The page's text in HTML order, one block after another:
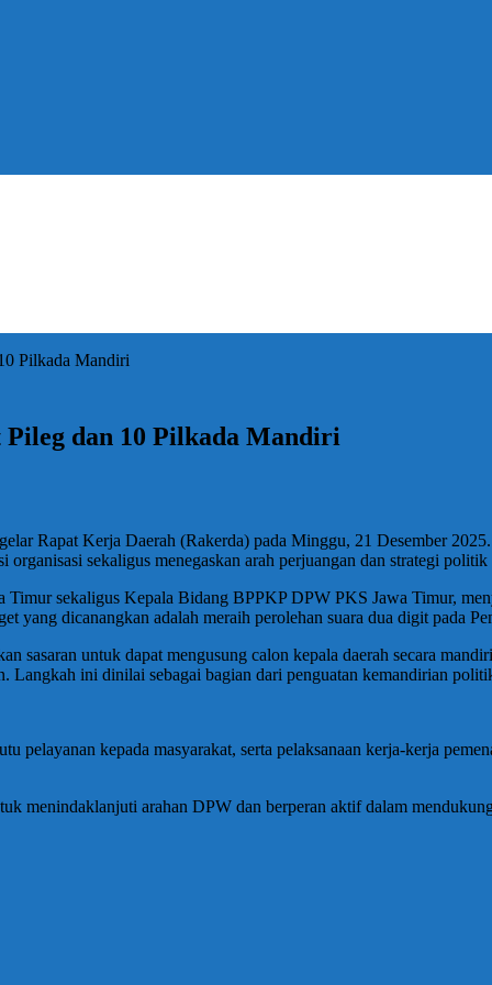
Pilkada Mandiri
dan 10 Pilkada Mandiri
Rapat Kerja Daerah (Rakerda) pada Minggu, 21 Desember
sekaligus menegaskan arah perjuangan dan strategi
sekaligus Kepala Bidang BPPKP DPW PKS Jawa Timur,
yang dicanangkan adalah meraih perolehan suara dua digit pada
sasaran untuk dapat mengusung calon kepala daerah secara
Langkah ini dinilai sebagai bagian dari penguatan kemandirian
pelayanan kepada masyarakat, serta pelaksanaan kerja-kerja
menindaklanjuti arahan DPW dan berperan aktif dalam